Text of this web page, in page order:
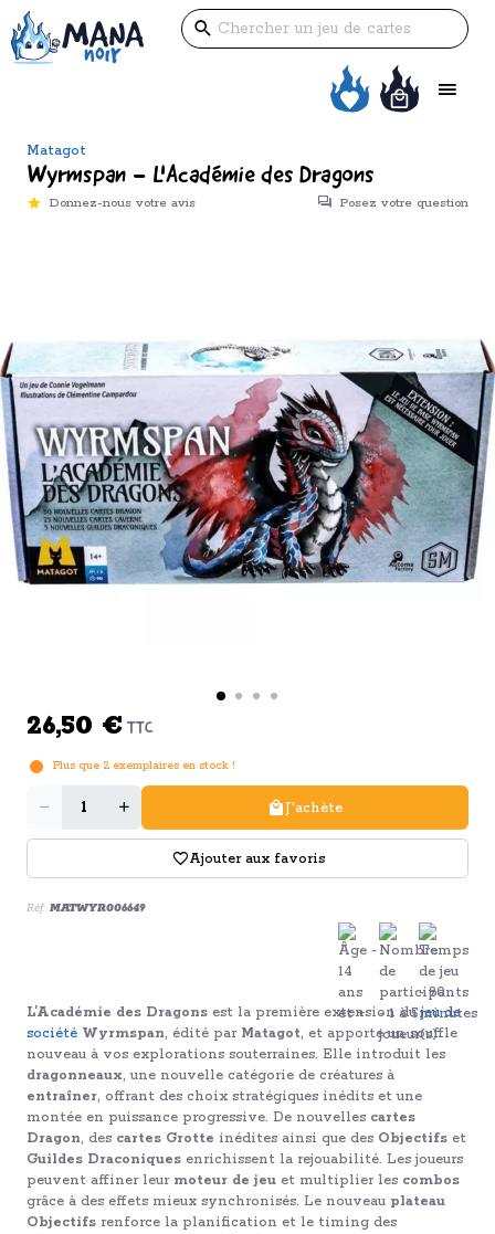
Matagot
Wyrmspan - L'Académie des Dragons
Donnez-nous votre avis Posez votre question
26,50 € TTC
Plus que 2 exemplaires en stock !
Quantité J'achète
Ajouter aux favoris
Réf: MATWYR006649
L’Académie des Dragons est la première extension dujeu de
société Wyrmspan, édité par Matagot, et apporte un souffle
nouveau à vos explorations souterraines. Elle introduit les
dragonneaux, une nouvelle catégorie de créatures à
entraîner, offrant des choix stratégiques inédits et une
montée en puissance progressive. De nouvelles cartes
Dragon, des cartes Grotte inédites ainsi que des Objectifs et
Guildes Draconiques enrichissent la rejouabilité. Les joueurs
peuvent affiner leur moteur de jeu et multiplier les combos
grâce à des effets mieux synchronisés. Le nouveau plateau
Objectifs renforce la planification et le timing des